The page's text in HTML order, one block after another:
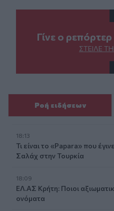
Γίνε ο
ΣΤΕΊΛΕ
Ροή ειδήσεων
18:13
Τι είναι το «Papara» που
Σαλάχ στην Τουρκία
18:09
ΕΛ.ΑΣ Κρήτη: Ποιοι
ονόματα